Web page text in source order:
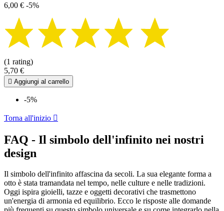
6,00 € -5%
(1 rating)
5,70 €
 Aggiungi al carrello
-5%
Torna all'inizio 
FAQ - Il simbolo dell'infinito nei nostri
design
Il simbolo dell'infinito affascina da secoli. La sua elegante forma a
otto è stata tramandata nel tempo, nelle culture e nelle tradizioni.
Oggi ispira gioielli, tazze e oggetti decorativi che trasmettono
un'energia di armonia ed equilibrio. Ecco le risposte alle domande